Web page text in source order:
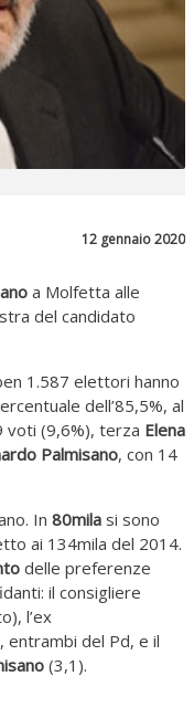
12 gennaio 2020
a Molfetta alle
del candidato
1.587 elettori hanno
dell’85,5%, al
voti (9,6%), terza Elena
Palmisano, con 14
In 80mila si sono
ai 134mila del 2014.
delle preferenze
il consigliere
l’ex
entrambi del Pd, e il
(3,1).